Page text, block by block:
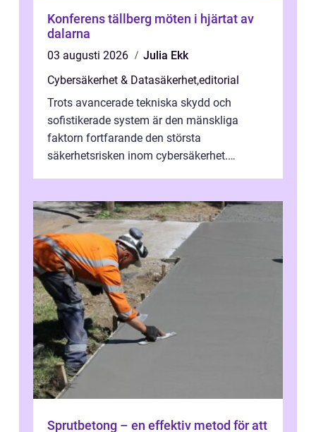
Konferens tällberg möten i hjärtat av
dalarna
03 augusti 2026
Julia Ekk
Cybersäkerhet & Datasäkerhet,editorial
Trots avancerade tekniska skydd och
sofistikerade system är den mänskliga
faktorn fortfarande den största
säkerhetsrisken inom cybersäkerhet.
Sprutbetong – en effektiv metod för att